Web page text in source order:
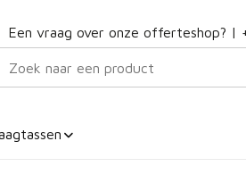
Een vraag over onze offerteshop? |